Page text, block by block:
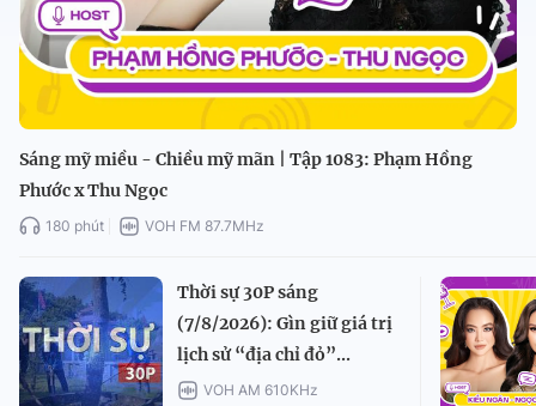
Sáng mỹ miều - Chiều mỹ mãn | Tập 1083: Phạm Hồng
Phước x Thu Ngọc
180 phút VOH FM 87.7MHz
Thời sự 30P sáng
(7/8/2026): Gìn giữ giá trị
lịch sử “địa chỉ đỏ”...
VOH AM 610KHz